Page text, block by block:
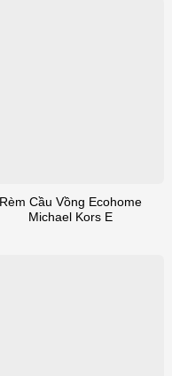
Rèm Cầu Vồng Ecohome
Michael Kors E